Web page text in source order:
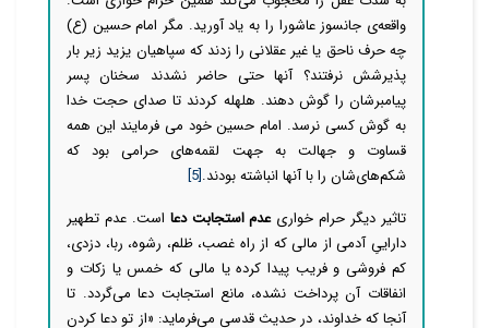
واقعه‌ی جانسوز عاشورا را به یاد آورید. مگر امام حسین (ع)
چه حرف ناحق یا غیر عقلانی را زدند که سپاهیان یزید زیر بار
پذیرشش نرفتند؟ آنها حتی حاضر نشدند سخنان پسر
پیامبرشان را گوش دهند. هلهله کردند تا صدای حجت خدا
به گوش کسی نرسد. امام حسین خود می فرمایند این همه
قساوت و جهالت به جهت لقمه‌های حرامی بود که
شکم‌های‌شان را با آنها انباشته بودند.[5]
تاثیر دیگر حرام خواریعدم استجابت دعا است.عدم تطهیر
داراییِ آدمی از مالی که از راه غصب، ظلم، رشوه، ربا، دزدی،
کم فروشی و فریب پیدا کرده یا مالی که خمس یا زکات و
انفاقات آن پرداخت نشده، مانع استجابت دعا می‌گردد. تا
آنجا که خداوند، در حدیث قدسی می‌فرماید: «از تو دعا کردن